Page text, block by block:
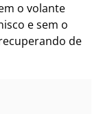
o volante
e sem o
de